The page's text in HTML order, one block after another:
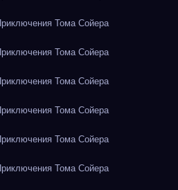
Тома Сойера
Тома Сойера
Тома Сойера
Тома Сойера
Тома Сойера
Тома Сойера